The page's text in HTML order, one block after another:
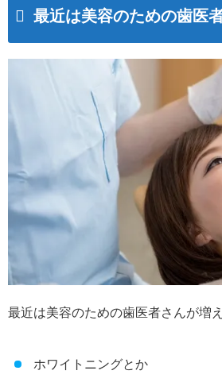
最近は美容のための歯医
最近は美容のための歯医者さんが増
ホワイトニングとか